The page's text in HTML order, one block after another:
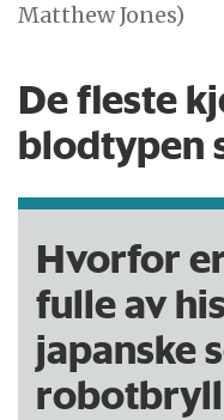
Matthew Jones)
De fleste
blodtypen
Hvorfor
fulle av
japanske